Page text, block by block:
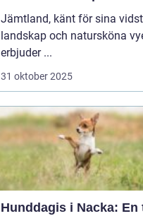
Jämtland, känt för sina
landskap och natursköna
erbjuder ...
31 oktober 2025
Hunddagis i Nacka: En